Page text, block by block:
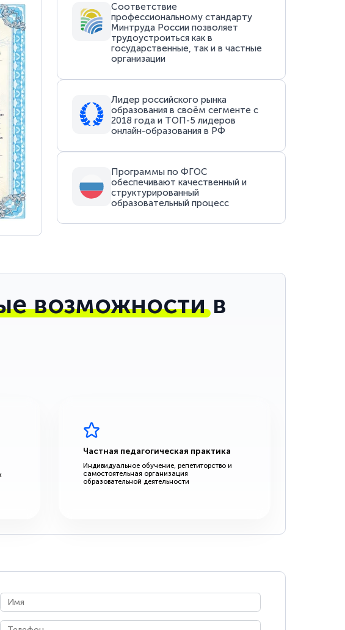
Соответствие
профессиональному стандарту
Минтруда России позволяет
трудоустроиться как в
государственные, так и в частные
организации
Лидер российского рынка
образования в своём сегменте с
2018 года и ТОП-5 лидеров
онлайн-образования в РФ
Программы по ФГОС
обеспечивают качественный и
структурированный
образовательный процесс
возможностив
Частная педагогическая практика
Индивидуальное обучение, репетиторство и
самостоятельная организация
образовательной деятельности